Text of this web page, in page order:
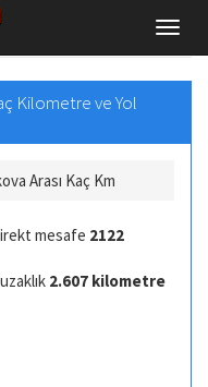
Kilometre ve Yol
Arası Kaç Km
mesafe 2122
uzaklık 2.607 kilometre